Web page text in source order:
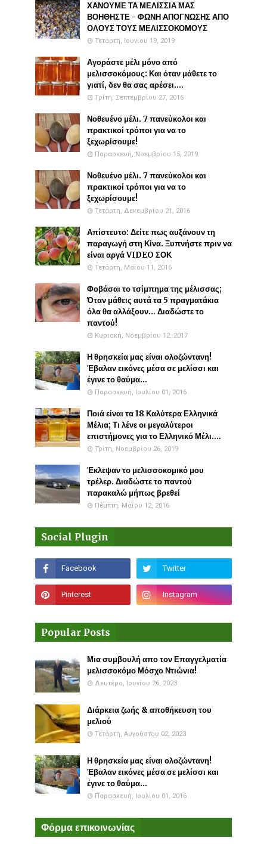
ΧΑΝΟΥΜΕ ΤΑ ΜΕΛΙΣΣΙΑ ΜΑΣ
ΒΟΗΘΗΣΤΕ - ΦΩΝΗ ΑΠΟΓΝΩΣΗΣ ΑΠΟ
ΟΛΟΥΣ ΤΟΥΣ ΜΕΛΙΣΣΟΚΟΜΟΥΣ
Τετάρτη, Ιουνίου 19, 2019
Αγοράστε μέλι μόνο από
μελισσοκόμους: Και όταν μάθετε το
γιατί, δεν θα σας αρέσει....
Τρίτη, Σεπτεμβρίου 27, 2016
Νοθευένο μέλι. 7 πανεύκολοι και
πρακτικοί τρόποι για να το
ξεχωρίσουμε!
Παρασκευή, Νοεμβρίου 15, 2019
Νοθευένο μέλι. 7 πανεύκολοι και
πρακτικοί τρόποι για να το
ξεχωρίσουμε!
Τετάρτη, Δεκεμβρίου 21, 2016
Απίστευτο: Δείτε πως αυξάνουν τη
παραγωγή στη Κίνα. Ξυπνήστε πριν να
είναι αργά VIDEO ΣΟΚ
Τετάρτη, Μαΐου 11, 2016
Φοβάσαι το τσίμπημα της μέλισσας;
Όταν μάθεις αυτά τα 5 πραγματάκια
όλα θα αλλάξουν... Διαδώστε το
παντού!
Κυριακή, Νοεμβρίου 12, 2017
Η θρησκεία μας είναι ολοζώντανη!
Έβαλαν εικόνες μέσα σε μελίσσι και
έγινε το θαύμα...
Παρασκευή, Ιουλίου 01, 2016
Ποιά είναι τα 18 Καλύτερα Ελληνικά
Μέλια; Τι λένε οι μεγαλύτεροι
επιστήμονες για το Ελληνικό Μέλι....
Τρίτη, Νοεμβρίου 26, 2019
Έκλεψαν το μελισσοκομικό μου
τρέλερ. Διαδώστε το παντού
παρακαλώ μήπως βρεθεί
Πέμπτη, Μαΐου 12, 2016
Social Plugin
Popular Posts
Μια συμβουλή απο τον Επαγγελματία
μελισσοκόμο Μόσχο Ντιώνια!
Δευτέρα, Ιουνίου 26, 2023
Διάρκεια ζωής & αποθήκευση του
μελιού
Τετάρτη, Αυγούστου 02, 2023
Η θρησκεία μας είναι ολοζώντανη!
Έβαλαν εικόνες μέσα σε μελίσσι και
έγινε το θαύμα...
Παρασκευή, Ιουλίου 01, 2016
Φόρμα επικοινωνίας